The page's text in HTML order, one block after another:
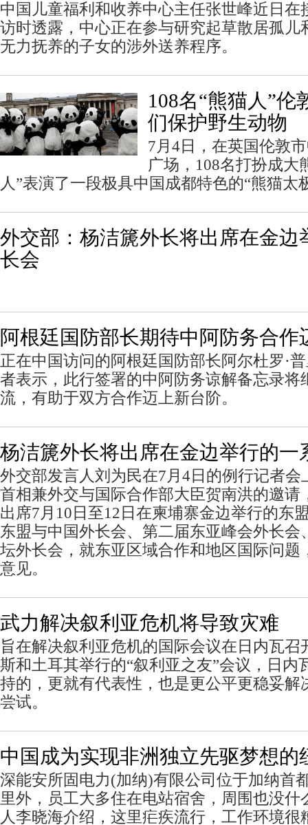
中国儿童福利和收养中心主任张世峰近日在
访时透露，中心正在参与研究起草散居孤儿
无力抚养的子女的涉外送养程序。
108名“熊猫人”伦
们保护野生动物
7月4日，在英国伦敦
广场，108名打扮成大
人”表演了一段极具中国成都特色的“熊猫太
外交部：杨洁篪外长将出席在金边
长会
阿根廷国防部长期待中阿防务合作
正在中国访问的阿根廷国防部长阿尔杜罗·
者表示，此行签署的中阿防务谅解备忘录将
流，有助于双方合作迈上新台阶。
杨洁篪外长将出席在金边举行的一
外交部发言人刘为民在7月4日的例行记者会
首相兼外交与国际合作部大臣贺南洪的邀请
出席7月10日至12日在柬埔寨金边举行的东
东盟与中国外长会、第二届东亚峰会外长会
坛外长会，就东亚区域合作和地区国际问题
意见。
武力解决叙利亚危机将导致灾难
旨在解决叙利亚危机的国际会议在日内瓦召
斯和土耳其举行的“叙利亚之友”会议，日内
持的，更就有代表性，也是更公平更稳妥解
尝试。
中国成为实现非洲独立先驱梦想的
深能安所固电力(加纳)有限公司位于加纳首
里外，员工大多住在电站宿舍，周围也没什
人李晓海介绍，这里疟疾流行，工作环境很